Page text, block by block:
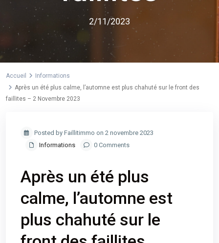
2/11/2023
Accueil
Informations
Après un été plus calme, l’automne est plus chahuté sur le front des
faillites – 2 Novembre 2023
Posted by Faillitimmo on 2 novembre 2023
Informations
0 Comments
Après un été plus
calme, l’automne est
plus chahuté sur le